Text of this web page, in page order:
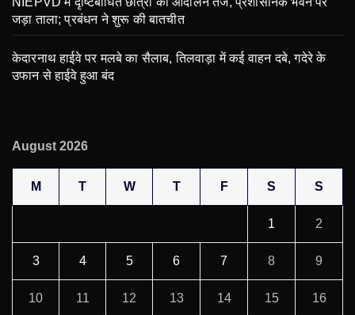
जड़ा ताला; प्रबंधन ने शुरू की बातचीत
केदारनाथ हाईवे पर मलबे का सैलाब, तिलवाड़ा में कई वाहन दबे, गदेरे के
उफान से हाईवे हुआ बंद
August 2026
M T W T F S S
1 2
3 4 5 6 7 8 9
10 11 12 13 14 15 16